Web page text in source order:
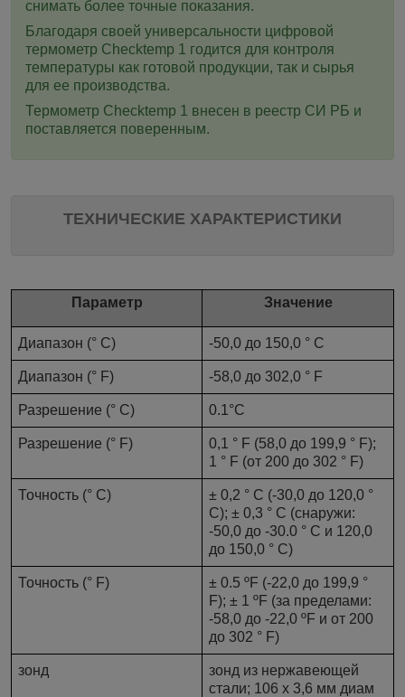
снимать более точные показания.
Благодаря своей универсальности цифровой
термометр Checktemp 1 годится для контроля
температуры как готовой продукции, так и сырья
для ее производства.
Термометр Checktemp 1 внесен в реестр СИ РБ и
поставляется поверенным.
ТЕХНИЧЕСКИЕ ХАРАКТЕРИСТИКИ
Параметр Значение
Диапазон (° С) -50,0 до 150,0 ° С
Диапазон (° F) -58,0 до 302,0 ° F
Разрешение (° С) 0.1°C
Разрешение (° F)
0,1 ° F (58,0 до 199,9 ° F);
1 ° F (от 200 до 302 ° F)
Точность (° С)
± 0,2 ° C (-30,0 до 120,0 °
C); ± 0,3 ° С (снаружи:
-50,0 до -30.0 ° С и 120,0
до 150,0 ° С)
Точность (° F)
± 0.5 ºF (-22,0 до 199,9 °
F); ± 1 ºF (за пределами:
-58,0 до -22,0 ºF и от 200
до 302 ° F)
зонд
зонд из нержавеющей
стали; 106 х 3,6 мм диам